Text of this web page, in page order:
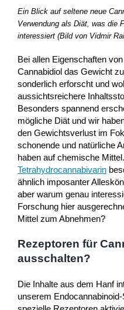
Ein Blick auf seltene neue
Verwendung als Diät, was die
interessiert (Bild von Vidmir
Bei allen Eigenschaften
Cannabidiol das Gewicht
sonderlich erforscht und
aussichtsreichere
Besonders spannend
mögliche Diät und wir
den Gewichtsverlust im
schonende und natürliche
haben auf chemische
Tetrahydrocannabivarin
ähnlich imposanter
aber warum genau
Forschung hier
Mittel zum Abnehmen?
Rezeptoren für
ausschalten?
Die Inhalte aus dem Hanf
unserem